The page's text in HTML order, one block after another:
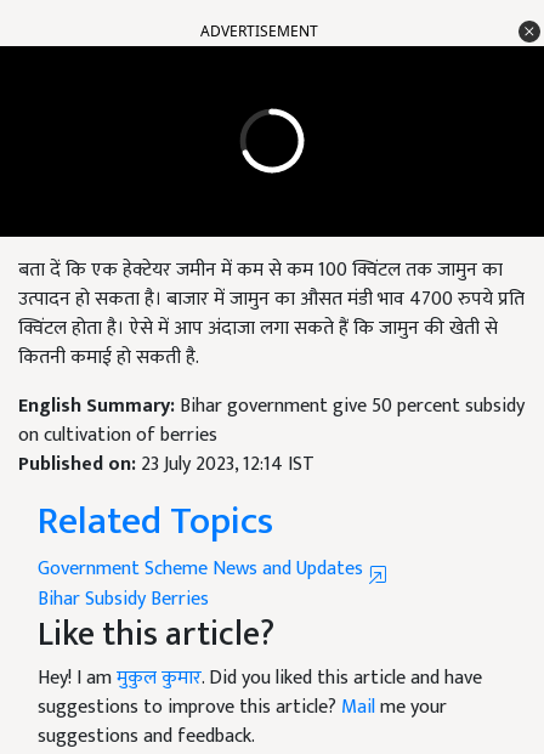
ADVERTISEMENT
बता दें कि एक हेक्टेयर जमीन में कम से कम 100 क्विंटल तक जामुन का
उत्पादन हो सकता है। बाजार में जामुन का औसत मंडी भाव 4700 रुपये प्रति
क्विंटल होता है। ऐसे में आप अंदाजा लगा सकते हैं कि जामुन की खेती से
कितनी कमाई हो सकती है.
English Summary:Bihar government give 50 percent subsidy
on cultivation of berries
Published on:23 July 2023, 12:14 IST
Related Topics
Government Scheme News and Updates
BiharSubsidyBerries
Like this article?
Hey! I amमुकुल कुमार. Did you liked this article and have
suggestions to improve this article? Mailme your
suggestions and feedback.